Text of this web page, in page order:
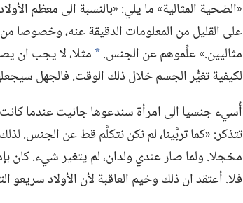
«الضحية المثالية» ما يلي:‏ «بالنسبة الى معظم
على القليل من المعلومات الدقيقة عنه،‏ وخصوصا
مثاليين.‏» علِّموهم عن الجنس.‏ * مثلا،‏ لا يجب ان
لكيفية تغيُّر الجسم خلال ذلك الوقت.‏ فالجهل
أُسيء جنسيا الى امرأة سندعوها جانيت عندما
تتذكر:‏ «كما تربَّينا،‏ لم نكن نتكلَّم قط عن الجنس.‏
مخجلا.‏ ولماصار عندي ولدان،‏ لم يتغير شيء.‏ كان
فلا.‏ أعتقد ان ذلك وخيم العاقبة لأن الأولاد سريعو